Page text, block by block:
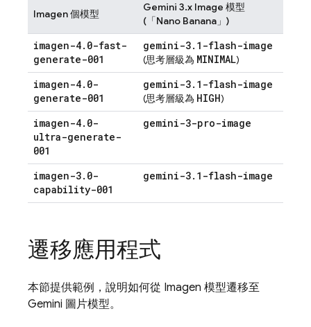
Imagen個模型
Gemini 3.x Image 模型
(「Nano Banana」)
imagen-4. 0-fast-
generate-001
gemini-3. 1-flash-image
(思考層級為 MINIMAL)
imagen-4. 0-
generate-001
gemini-3. 1-flash-image
(思考層級為 HIGH)
imagen-4. 0-
ultra-generate-
001
gemini-3-pro-image
imagen-3. 0-
capability-001
gemini-3. 1-flash-image
遷移應用程式
本節提供範例，說明如何從 Imagen 模型遷移至
Gemini 圖片模型。